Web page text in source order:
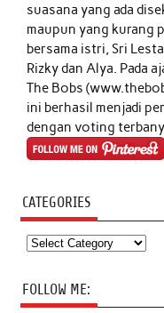
suasana yang ada
maupun yang kurang
bersama istri, Sri
Rizky dan Alya. Pada
The Bobs
ini berhasil menjadi
dengan voting
CATEGORIES
Categories
FOLLOW ME: